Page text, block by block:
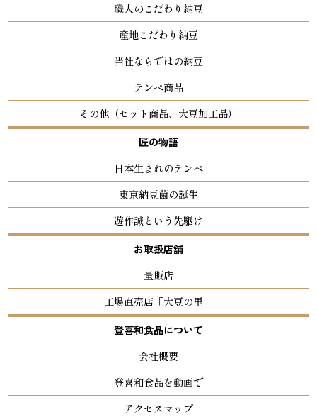
職人のこだわり納豆
産地こだわり納豆
当社ならではの納豆
テンペ商品
その他（セット商品、大豆加工品）
匠の物語
日本生まれのテンペ
東京納豆菌の誕生
遊作誠という先駆け
お取扱店舗
量販店
工場直売店「大豆の里」
登喜和食品について
会社概要
登喜和食品を動画で
アクセスマップ